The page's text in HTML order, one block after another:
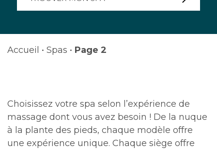
Accueil • Spas • Page 2
Choisissez votre spa selon l’expérience de
massage dont vous avez besoin ! De la nuque
à la plante des pieds, chaque modèle offre
une expérience unique. Chaque siège offre